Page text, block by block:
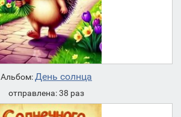
Альбом:День солнца
отправлена: 38 раз